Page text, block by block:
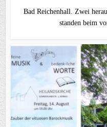
Bad Reichenhall. Zwei
standen beim